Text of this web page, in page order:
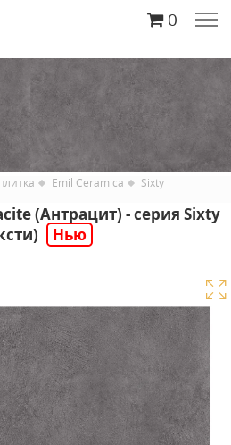
0
Emil Ceramica
Sixty
(Антрацит) - серия Sixty
Нью